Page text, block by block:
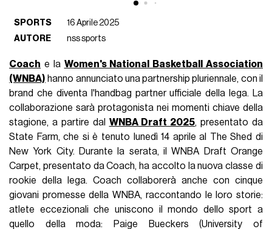
SPORTS
16 Aprile 2025
AUTORE
nss sports
Coach e la Women's National Basketball Association
(WNBA) hanno annunciato una partnership pluriennale, con il
brand che diventa l'handbag partner ufficiale della lega. La
collaborazione sarà protagonista nei momenti chiave della
stagione, a partire dal WNBA Draft 2025, presentato da
State Farm, che si è tenuto lunedì 14 aprile al The Shed di
New York City. Durante la serata, il WNBA Draft Orange
Carpet, presentato da Coach, ha accolto la nuova classe di
rookie della lega. Coach collaborerà anche con cinque
giovani promesse della WNBA, raccontando le loro storie:
atlete eccezionali che uniscono il mondo dello sport a
quello della moda: Paige Bueckers (University of